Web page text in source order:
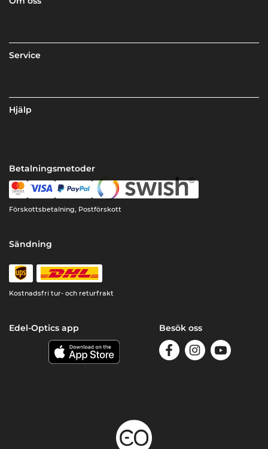
Service
Hjälp
Betalningsmetoder
Förskottsbetalning, Postförskott
Sändning
Kostnadsfri tur- och returfrakt
Edel-Optics app Besök oss